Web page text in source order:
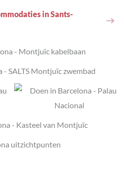
in Sants-